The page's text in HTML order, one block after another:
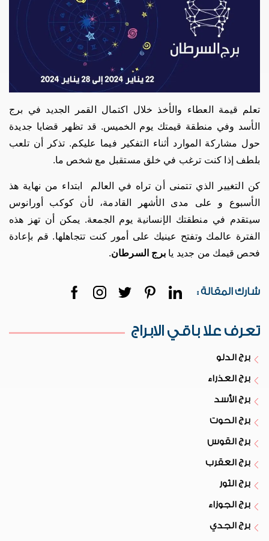
تعلم قيمة العطاء والأخذ خلال اكتمال القمر الجديد في برج
الأسد وفي منطقة قيمتك يوم الخميس. قد تظهر قضايا جديدة
حول مشاركة الموارد أثناء التفكير فيما عليكم. تذكر أن تلعب
بلطف إذا كنت ترغب في خلق مستقبل مع شخص ما.
كن التغيير الذي تتمنى أن تراه في العالم ابتداء من نهاية هذ
الأسبوع و على مدى الأشهر القادمة، لأن كوكب أورانوس
سيتقدم في منطقتك الإنسانية يوم الجمعة. يمكن أن تهز هذه
الفترة عالمك وتفتح عينيك على أمور كنت تتجاهلها. قم بإعادة
فحص قيمك من جديد يا برج السرطان.
شارك المقالة :
تعرف علا باقي الابراج
برج الدلو
برج العذراء
برج الأسد
برج الحوت
برج القوس
برج العقرب
برج الثور
برج الجوزاء
برج الجدي